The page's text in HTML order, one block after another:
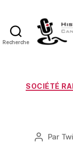
Recherche
SOCIÉTÉ
Auteur
Par